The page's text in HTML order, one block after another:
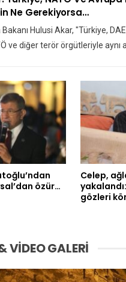
Ne Gerekiyorsa…
Hulusi Akar, "Türkiye,
ve diğer terör örgütleriyle aynı
özür…
Celep,
gözleri
VİDEO GALERİ